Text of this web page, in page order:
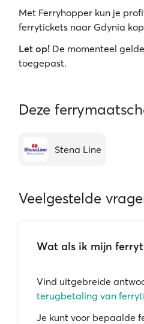
Met Ferryhopper kun je
ferrytickets naar Gdynia
Let op! De momenteel
toegepast.
Deze
Stena Line
Veelgestelde
Wat als ik mijn
Vind uitgebreide
terugbetaling van
Je kunt voor bepaalde